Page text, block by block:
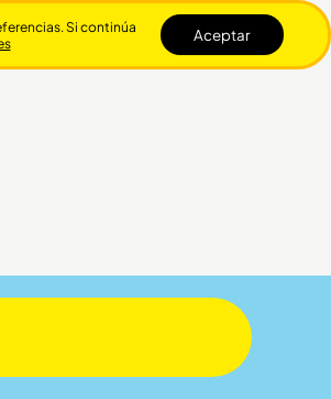
Cerrar
Si continúa
Aceptar